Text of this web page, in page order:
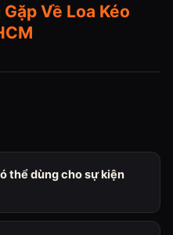
Về Loa Kéo
thể dùng cho sự kiện